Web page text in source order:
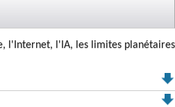
l'Internet, l'IA, les limites planétaires